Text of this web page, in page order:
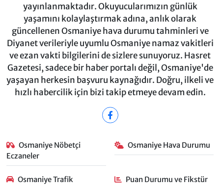
yayınlanmaktadır. Okuyucularımızın günlük
yaşamını kolaylaştırmak adına, anlık olarak
güncellenen Osmaniye hava durumu tahminleri ve
Diyanet verileriyle uyumlu Osmaniye namaz vakitleri
ve ezan vakti bilgilerini de sizlere sunuyoruz. Hasret
Gazetesi, sadece bir haber portalı değil, Osmaniye'de
yaşayan herkesin başvuru kaynağıdır. Doğru, ilkeli ve
hızlı habercilik için bizi takip etmeye devam edin.
Osmaniye Nöbetçi
Eczaneler
Osmaniye Hava Durumu
Osmaniye Trafik
Puan Durumu ve Fikstür